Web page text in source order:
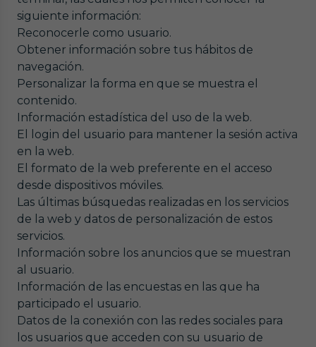
siguiente información:
Reconocerle como usuario.
Obtener información sobre tus hábitos de
navegación.
Personalizar la forma en que se muestra el
contenido.
Información estadística del uso de la web.
El login del usuario para mantener la sesión activa
en la web.
El formato de la web preferente en el acceso
desde dispositivos móviles.
Las últimas búsquedas realizadas en los servicios
de la web y datos de personalización de estos
servicios.
Información sobre los anuncios que se muestran
al usuario.
Información de las encuestas en las que ha
participado el usuario.
Datos de la conexión con las redes sociales para
los usuarios que acceden con su usuario de